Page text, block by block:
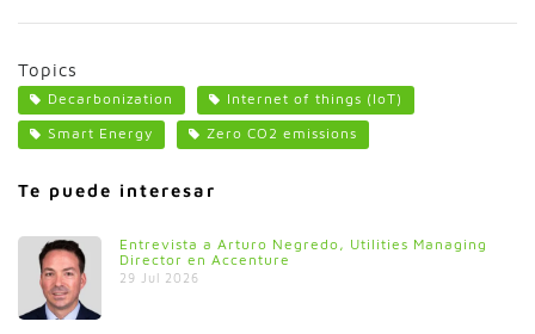
Topics
Decarbonization
Internet of things (IoT)
Smart Energy
Zero CO2 emissions
Te puede interesar
Entrevista a Arturo Negredo, Utilities Managing
Director en Accenture
29 Jul 2026